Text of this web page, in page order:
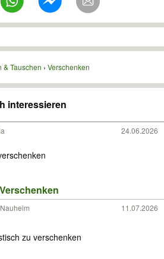
& Tauschen Verschenken
interessieren
24.06.2026
11.07.2026
zu verschenken